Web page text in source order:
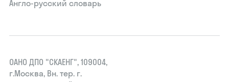
Англо-русский словарь
ОАНО ДПО "СКАЕНГ", 109004,
г.Москва, Вн. тер. г.